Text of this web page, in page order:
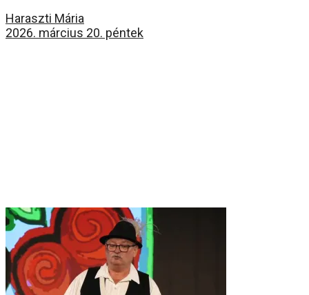
Haraszti Mária
2026. március 20. péntek